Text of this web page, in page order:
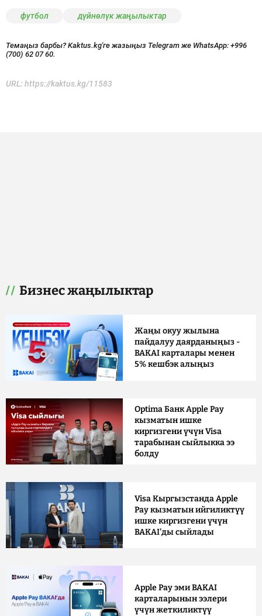
футбол дүйнөлүк жаңылыктар
Темаңыз барбы? Kaktus.kg'ге жазыңыз Telegram же WhatsApp: +996
(700) 62 07 60.
URL: https://kaktus.kg/11583
Бизнес жаңылыктар
Жаңы окуу жылына
пайдалуу даярданыңыз -
BAKAI карталары менен
5% кешбэк алыңыз
Optima Банк Apple Pay
кызматын ишке
киргизгени үчүн Visa
тарабынан сыйлыкка ээ
болду
Visa Кыргызстанда Apple
Pay кызматын ийгиликтүү
ишке киргизгени үчүн
BAKAI'ды сыйлады
Apple Pay эми BAKAI
карталарынын ээлери
үчүн жеткиликтүү